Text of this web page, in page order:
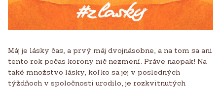
Máj je lásky čas, a prvý máj dvojnásobne, a na tom sa ani
tento rok počas korony nič nezmení. Práve naopak! Na
také množstvo lásky, koľko sa jej v posledných
týždňoch v spoločnosti urodilo, je rozkvitnutých